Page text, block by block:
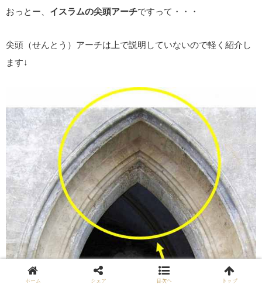
おっとー、 イスラムの尖頭アーチですって・・・
尖頭（せんとう）アーチは上で説明していないので軽く紹介し
ます↓
ホーム シェア 目次へ トップ